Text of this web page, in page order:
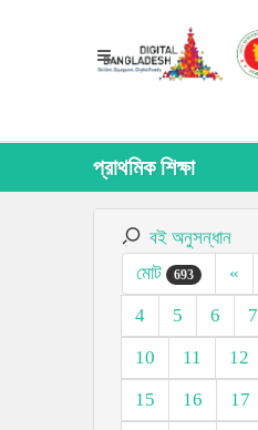
প্রাথমিক শিক্ষা
বই অনুসন্ধান
মোট
693 «
4
5 6 7
10
11 12
15
16 17